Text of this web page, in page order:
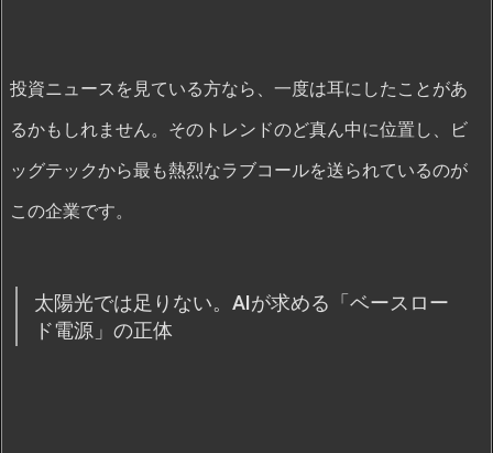
投資ニュースを見ている方なら、一度は耳にしたことがあ
るかもしれません。そのトレンドのど真ん中に位置し、ビ
ッグテックから最も熱烈なラブコールを送られているのが
この企業です。
太陽光では足りない。AIが求める「ベースロー
ド電源」の正体